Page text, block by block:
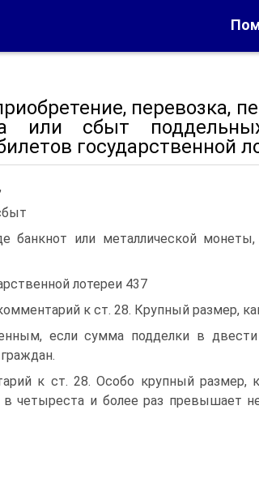
перевозка,
сбыт
государственной
или металлической монеты,
лотереи 437
к ст. 28. Крупный размер,
если сумма подделки в
к ст. 28. Особо крупный размер,
четыреста и более раз превышает